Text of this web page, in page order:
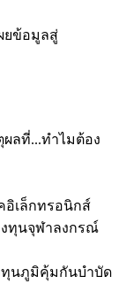
ยข้อมูลสู่
ผลที่...ทำไมต้อง
อิเล็กทรอนิกส์
ทุนจุฬาลงกรณ์
ทุนภูมิคุ้มกันบำบัด